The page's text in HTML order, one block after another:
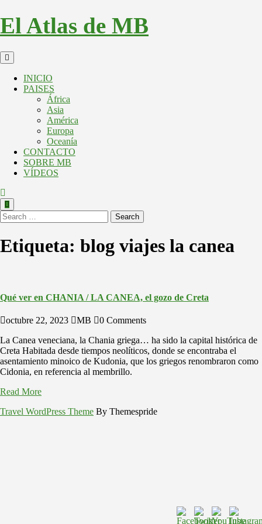
El Atlas de MB
INICIO
PAISES
África
Asia
América
Europa
Oceanía
CONTACTO
SOBRE MB
VÍDEOS
Search
Etiqueta: blog viajes la canea
Qué ver en CHANIA / LA CANEA, el gozo de Creta
octubre 22, 2023 MB
0 Comments
La Canea veneciana, la Chania griega… ha sido la capital histórica de
Creta Habitada desde tiempos neolíticos, donde se encontraba el
asentamiento minoico de Kudonia, que los griegos renombraron como
Cidonia, en referencia al membrillo.
Read More
Travel WordPress Theme By Themespride